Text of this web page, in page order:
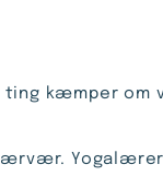
kæmper om